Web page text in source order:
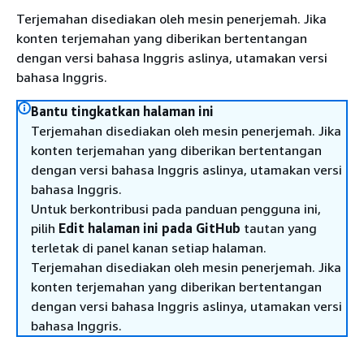
Terjemahan disediakan oleh mesin penerjemah. Jika
konten terjemahan yang diberikan bertentangan
dengan versi bahasa Inggris aslinya, utamakan versi
bahasa Inggris.
Bantu tingkatkan halaman ini
Terjemahan disediakan oleh mesin penerjemah. Jika
konten terjemahan yang diberikan bertentangan
dengan versi bahasa Inggris aslinya, utamakan versi
bahasa Inggris.
Untuk berkontribusi pada panduan pengguna ini,
pilih Edit halaman ini pada GitHub tautan yang
terletak di panel kanan setiap halaman.
Terjemahan disediakan oleh mesin penerjemah. Jika
konten terjemahan yang diberikan bertentangan
dengan versi bahasa Inggris aslinya, utamakan versi
bahasa Inggris.